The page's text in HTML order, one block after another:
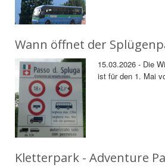
Wann öffnet der
15.03.2026 - Die
ist für den 1. Mai
Kletterpark - Adventure